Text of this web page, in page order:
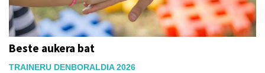
Beste aukera bat
TRAINERU DENBORALDIA 2026